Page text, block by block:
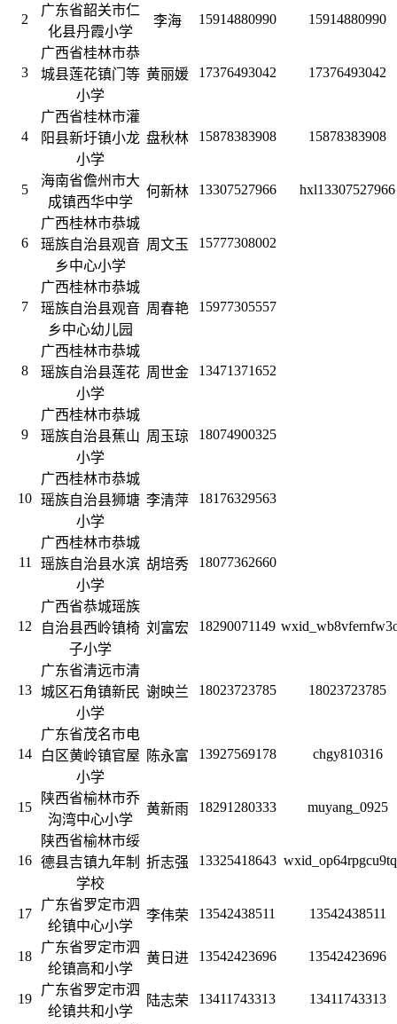
2
广东省韶关市仁
化县丹霞小学
李海 15914880990 15914880990
3
广西省桂林市恭
城县莲花镇门等
小学
黄丽媛 17376493042 17376493042
4
广西省桂林市灌
阳县新圩镇小龙
小学
盘秋林 15878383908 15878383908
5
海南省儋州市大
成镇西华中学
何新林 13307527966 hxl13307527966
6
广西桂林市恭城
瑶族自治县观音
乡中心小学
周文玉 15777308002
7
广西桂林市恭城
瑶族自治县观音
乡中心幼儿园
周春艳 15977305557
8
广西桂林市恭城
瑶族自治县莲花
小学
周世金 13471371652
9
广西桂林市恭城
瑶族自治县蕉山
小学
周玉琼 18074900325
10
广西桂林市恭城
瑶族自治县狮塘
小学
李清萍 18176329563
11
广西桂林市恭城
瑶族自治县水滨
小学
胡培秀 18077362660
12
广西省恭城瑶族
自治县西岭镇椅
子小学
刘富宏 18290071149
13
广东省清远市清
城区石角镇新民
小学
谢映兰 18023723785 18023723785
14
广东省茂名市电
白区黄岭镇官屋
小学
陈永富 13927569178 chgy810316
15
陕西省榆林市乔
沟湾中心小学
黄新雨 18291280333 muyang_0925
16
陕西省榆林市绥
德县吉镇九年制
学校
折志强 13325418643
17
广东省罗定市泗
纶镇中心小学
李伟荣 13542438511 13542438511
18
广东省罗定市泗
纶镇高和小学
黄日进 13542423696 13542423696
19
广东省罗定市泗
纶镇共和小学
陆志荣 13411743313 13411743313